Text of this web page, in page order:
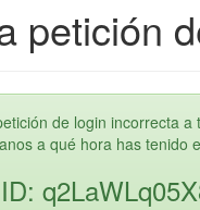
petición
de login incorrecta
a qué hora has tenido
ID: